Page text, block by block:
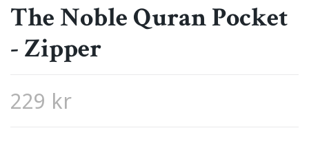
The Noble Quran Pocket
- Zipper
229 kr